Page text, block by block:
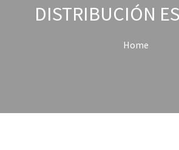
DISTRIBUCIÓN
Home